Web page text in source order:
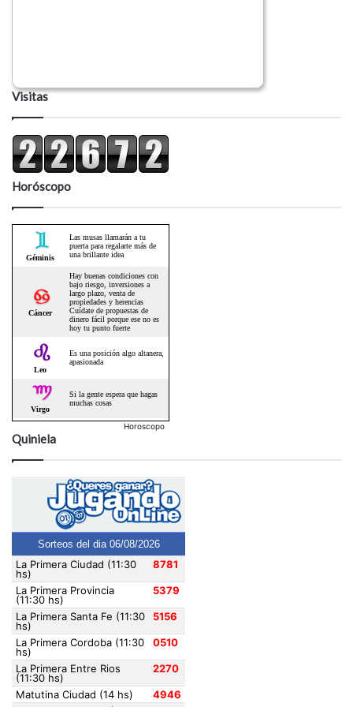
Visitas
Horóscopo
Horoscopo
Quiniela